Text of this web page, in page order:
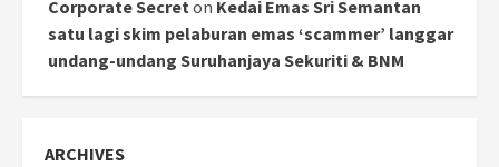
Corporate Secreton Kedai Emas Sri Semantan
satu lagi skim pelaburan emas ‘scammer’ langgar
undang-undang Suruhanjaya Sekuriti & BNM
ARCHIVES